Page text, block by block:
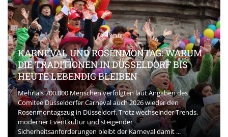
KARNEVAL UND ROSENMONTAG: WARUM
DIE TRADITIONEN IN DÜSSELDORF BIS
HEUTE LEBENDIG BLEIBEN
Mehr als 700.000 Menschen verfolgten laut Angaben des
Comitee Düsseldorfer Carneval auch 2026 wieder den
Rosenmontagszug in Düsseldorf. Trotz wechselnder Trends,
moderner Eventkultur und steigender
Sicherheitsanforderungen bleibt der Karneval damit ...